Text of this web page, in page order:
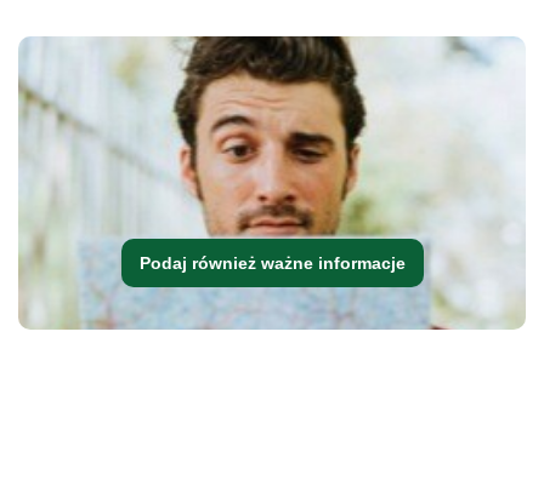
Podaj również ważne informacje